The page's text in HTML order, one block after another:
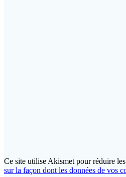
Ce site utilise Akismet pour réduire
sur la façon dont les données de vos